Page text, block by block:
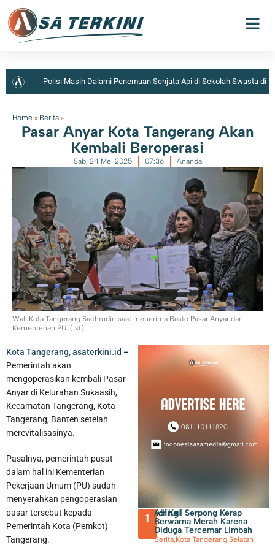
Polisi Masih Dalami Penemuan Senjata Api di Sekolah Swasta di
Membayar PBB dan BPHTB di Kota Tangerang Bisa Melalui
online, Ini Sejumlah Kanal yang Disiapkan
Home » Berita »
Pasar Anyar Kota Tangerang Akan
Kembali Beroperasi
Sab, 24 Mei 2025 07:36 Ananda
Wali Kota Tangerang Sachrudin saat menerima Basto Pasar Anyar dari
Kementerian PU. (ist)
Kota Tangerang, asaterkini.id –
Pemerintah akan
mengoperasikan kembali Pasar
Anyar di Kelurahan Sukaasih,
Kecamatan Tangerang, Kota
Tangerang, Banten setelah
merevitalisasinya.
Pasalnya, pemerintah pusat
dalam hal ini Kementerian
Pekerjaan Umum (PU) sudah
menyerahkan pengoperasian
pasar tersebut kepada
Pemerintah Kota (Pemkot)
Tangerang.
Trending
1 Air Kali Serpong Kerap
Berwarna Merah Karena
Diduga Tercemar Limbah
Berita,Kota Tangerang Selatan